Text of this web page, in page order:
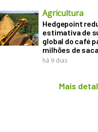
Agricultura
Hedgepoint
estimativa de
global do café
milhões de
há 9 dias
Mais